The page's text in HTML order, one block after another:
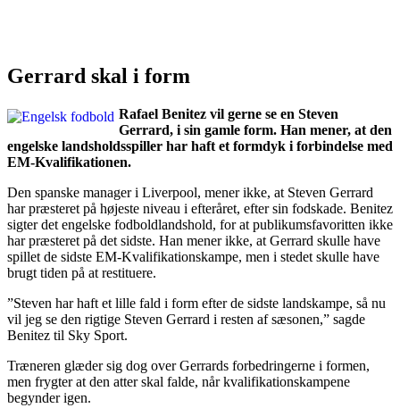
Gerrard skal i form
Rafael Benitez vil gerne se en Steven
Gerrard, i sin gamle form. Han mener, at den
engelske landsholdsspiller har haft et formdyk i forbindelse med
EM-Kvalifikationen.
Den spanske manager i Liverpool, mener ikke, at Steven Gerrard
har præsteret på højeste niveau i efteråret, efter sin fodskade. Benitez
sigter det engelske fodboldlandshold, for at publikumsfavoritten ikke
har præsteret på det sidste. Han mener ikke, at Gerrard skulle have
spillet de sidste EM-Kvalifikationskampe, men i stedet skulle have
brugt tiden på at restituere.
”Steven har haft et lille fald i form efter de sidste landskampe, så nu
vil jeg se den rigtige Steven Gerrard i resten af sæsonen,” sagde
Benitez til Sky Sport.
Træneren glæder sig dog over Gerrards forbedringerne i formen,
men frygter at den atter skal falde, når kvalifikationskampene
begynder igen.